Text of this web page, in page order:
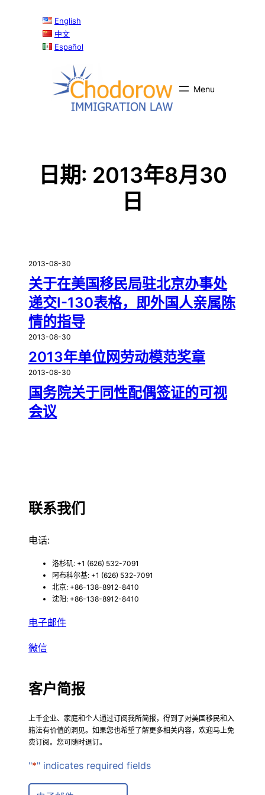
English
中文
Español
日期: 2013年8月30
日
2013-08-30
关于在美国移民局驻北京办事处
递交I-130表格，即外国人亲属陈
情的指导
2013-08-30
2013年单位网劳动模范奖章
2013-08-30
国务院关于同性配偶签证的可视
会议
联系我们
电话:
洛杉矶: +1 (626) 532-7091
阿布科尔基: +1 (626) 532-7091
北京: +86-138-8912-8410
沈阳: +86-138-8912-8410
电子邮件
微信
客户简报
上千企业、家庭和个人通过订阅我所简报，得到了对美国移民和入
籍法有价值的洞见。如果您也希望了解更多相关内容，欢迎马上免
费订阅。您可随时退订。
"*" indicates required fields